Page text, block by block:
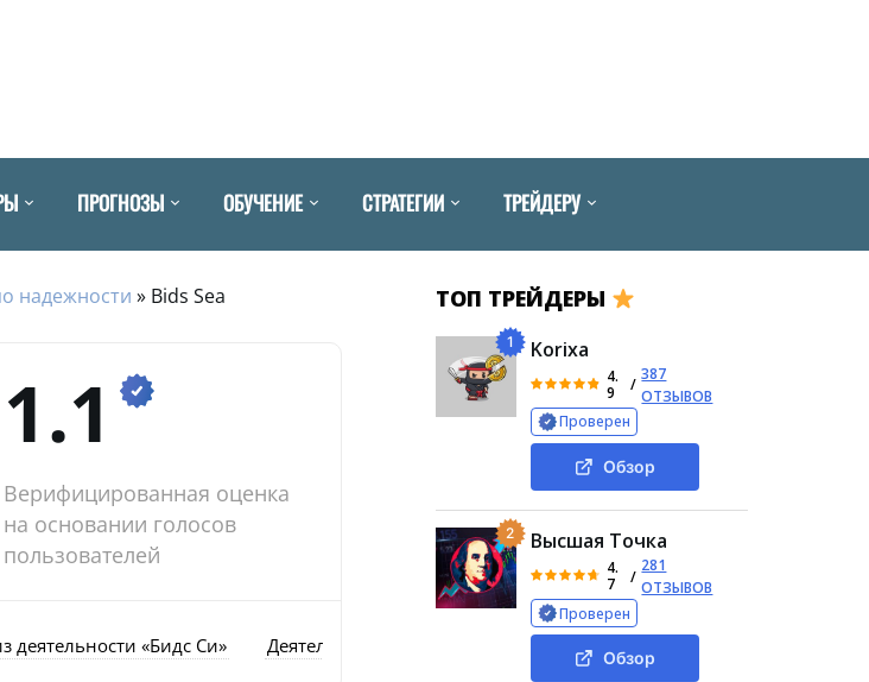
ПРОГНОЗЫ ОБУЧЕНИЕ СТРАТЕГИИ ТРЕЙДЕРУ
надежности » Bids Sea
1.1
Верифицированная оценка
на основании голосов
пользователей
деятельности «Бидс Си» Деятельность биржи BidsSea Стоимость услуг
ТОП ТРЕЙДЕРЫ
1 Korixa
4.
9
/
387
ОТЗЫВОВ
Проверен
Обзор
2 Высшая Точка
4.
7
/
281
ОТЗЫВОВ
Проверен
Обзор